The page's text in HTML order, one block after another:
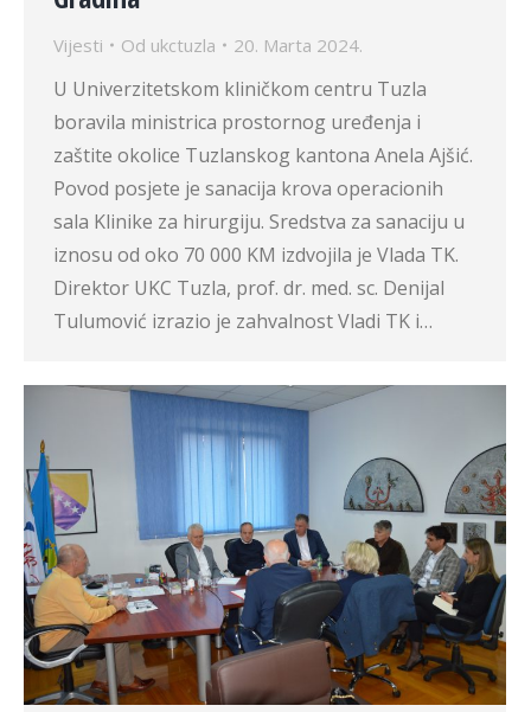
Vijesti Od ukctuzla 20. Marta 2024.
U Univerzitetskom kliničkom centru Tuzla
boravila ministrica prostornog uređenja i
zaštite okolice Tuzlanskog kantona Anela Ajšić.
Povod posjete je sanacija krova operacionih
sala Klinike za hirurgiju. Sredstva za sanaciju u
iznosu od oko 70 000 KM izdvojila je Vlada TK.
Direktor UKC Tuzla, prof. dr. med. sc. Denijal
Tulumović izrazio je zahvalnost Vladi TK i…